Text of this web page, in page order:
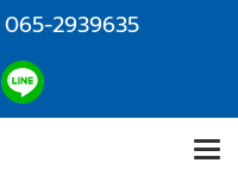
065-2939635